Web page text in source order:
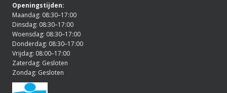
Openingstijden:
Maandag: 08:30–17:00
Dinsdag: 08:30–17:00
Woensdag: 08:30–17:00
Donderdag: 08:30–17:00
Vrijdag: 08:00–17:00
Zaterdag: Gesloten
Zondag: Gesloten